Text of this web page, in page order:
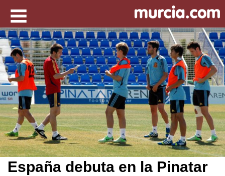
España debuta en la Pinatar